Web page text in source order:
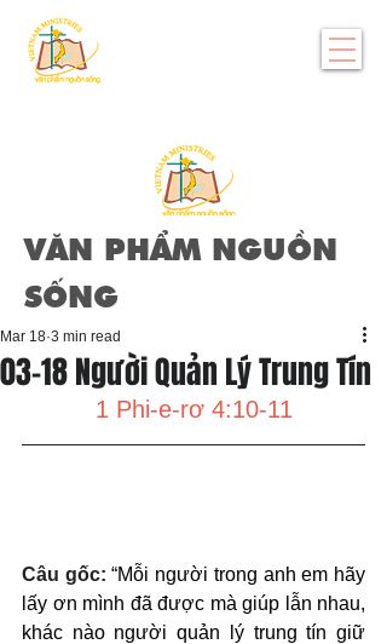
VĂN PHẨM NGUỒN
SỐNG
03-18 Người Quản Lý Trung Tín
Mar 18 3 min read
1 Phi-e-rơ 4:10-11
Câu gốc: “Mỗi người trong anh em hãy
lấy ơn mình đã được mà giúp lẫn nhau,
khác nào người quản lý trung tín giữ